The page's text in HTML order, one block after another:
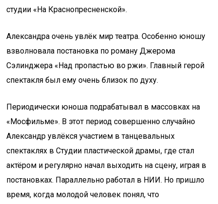
студии «На Краснопресненской».
Александра очень увлёк мир театра. Особенно юношу
взволновала постановка по роману Джерома
Сэлинджера «Над пропастью во ржи». Главный герой
спектакля был ему очень близок по духу.
Периодически юноша подрабатывал в массовках на
«Мосфильме». В этот период совершенно случайно
Александр увлёкся участием в танцевальных
спектаклях в Студии пластической драмы, где стал
актёром и регулярно начал выходить на сцену, играя в
постановках. Параллельно работал в НИИ. Но пришло
время, когда молодой человек понял, что